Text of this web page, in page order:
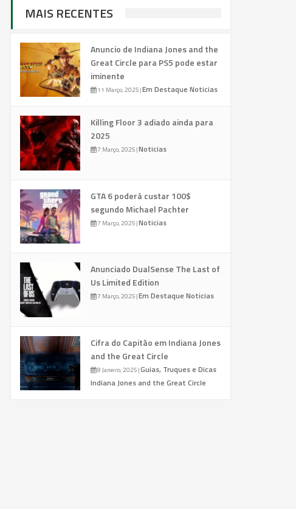
MAIS RECENTES
Anuncio de Indiana Jones and the
Great Circle para PS5 pode estar
iminente
11 Março, 2025|Em Destaque Noticias
Killing Floor 3 adiado ainda para
2025
7 Março, 2025|Noticias
GTA 6 poderá custar 100$
segundo Michael Pachter
7 Março, 2025|Noticias
Anunciado DualSense The Last of
Us Limited Edition
7 Março, 2025|Em Destaque Noticias
Cifra do Capitão em Indiana Jones
and the Great Circle
8 Janeiro, 2025|Guias, Truques e Dicas
Indiana Jones and the Great Circle